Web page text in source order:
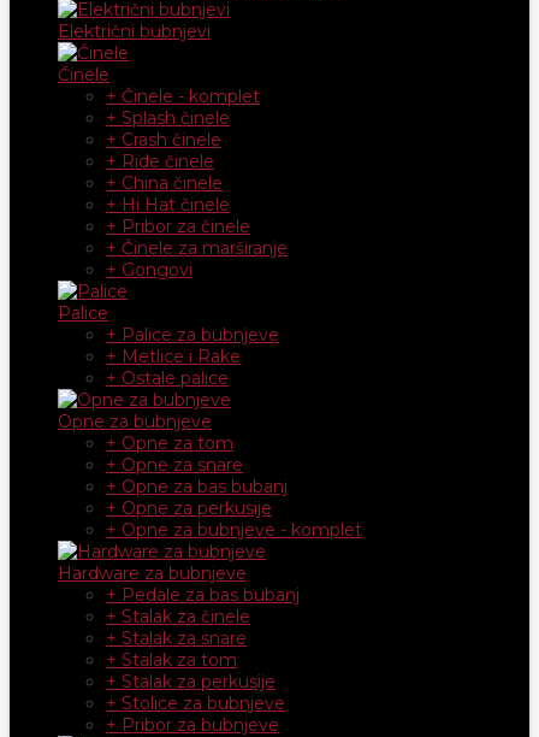
Električni bubnjevi
Činele
+ Činele - komplet
+ Splash činele
+ Crash činele
+ Ride činele
+ China činele
+ Hi Hat činele
+ Pribor za činele
+ Činele za marširanje
+ Gongovi
Palice
+ Palice za bubnjeve
+ Metlice i Rake
+ Ostale palice
Opne za bubnjeve
+ Opne za tom
+ Opne za snare
+ Opne za bas bubanj
+ Opne za perkusije
+ Opne za bubnjeve - komplet
Hardware za bubnjeve
+ Pedale za bas bubanj
+ Stalak za činele
+ Stalak za snare
+ Stalak za tom
+ Stalak za perkusije
+ Stolice za bubnjeve
+ Pribor za bubnjeve